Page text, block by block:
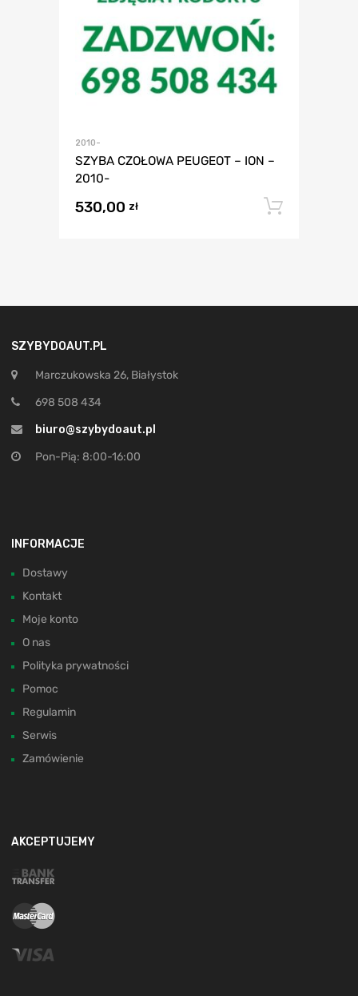
2010-
SZYBA CZOŁOWA PEUGEOT – ION –
2010-
530,00 zł
SZYBYDOAUT.PL
Marczukowska 26, Białystok
698 508 434
biuro@szybydoaut.pl
Pon-Pią: 8:00-16:00
INFORMACJE
Dostawy
Kontakt
Moje konto
O nas
Polityka prywatności
Pomoc
Regulamin
Serwis
Zamówienie
AKCEPTUJEMY